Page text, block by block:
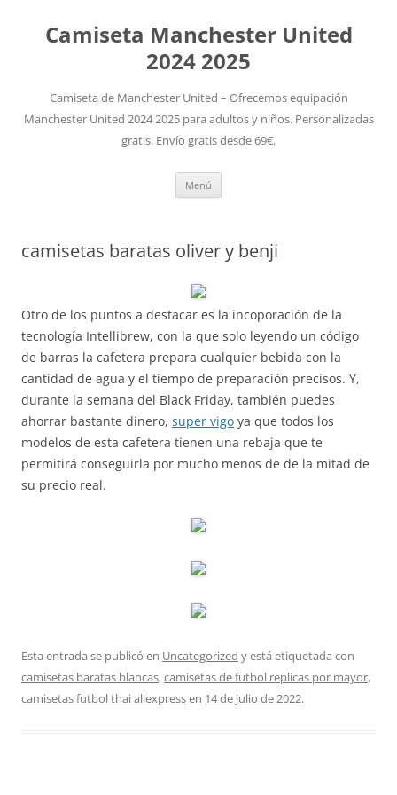
Camiseta Manchester United
2024 2025
Camiseta de Manchester United – Ofrecemos equipación
Manchester United 2024 2025 para adultos y niños. Personalizadas
gratis. Envío gratis desde 69€.
Menú
camisetas baratas oliver y benji
Otro de los puntos a destacar es la incoporación de la
tecnología Intellibrew, con la que solo leyendo un código
de barras la cafetera prepara cualquier bebida con la
cantidad de agua y el tiempo de preparación precisos. Y,
durante la semana del Black Friday, también puedes
ahorrar bastante dinero, super vigo ya que todos los
modelos de esta cafetera tienen una rebaja que te
permitirá conseguirla por mucho menos de de la mitad de
su precio real.
Esta entrada se publicó en Uncategorized y está etiquetada con
camisetas baratas blancas,camisetas de futbol replicas por mayor,
camisetas futbol thai aliexpressen 14 de julio de 2022.